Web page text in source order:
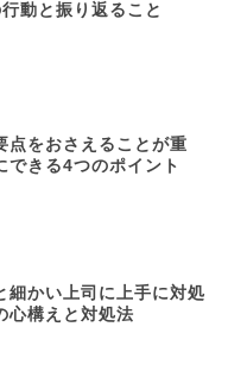
動と振り返ること
点をおさえることが重
できる4つのポイント
細かい上司に上手に対処
心構えと対処法